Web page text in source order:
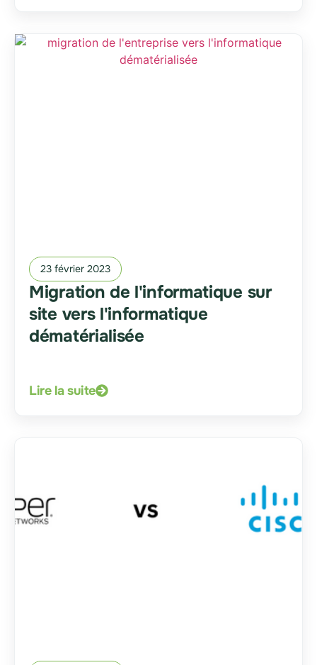
23 février 2023
Migration de l'informatique sur
site vers l'informatique
dématérialisée
Lire la suite